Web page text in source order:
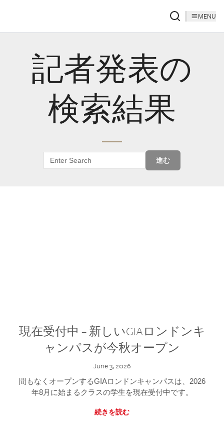
MENU
記者発表の
検索結果
進む
現在受付中 – 新しいGIAロンドンキ
ャンパスが今秋オープン
June 3, 2026
間もなくオープンするGIAロンドンキャンパスは、2026
年8月に始まるクラスの学生を現在受付中です。
続きを読む